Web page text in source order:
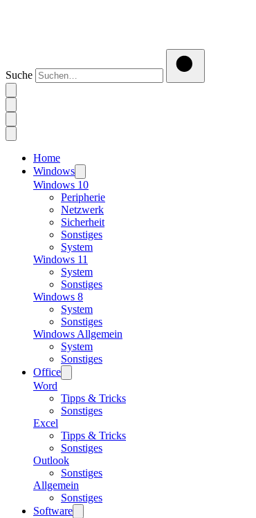
Suche
Home
Windows
Windows 10
Peripherie
Netzwerk
Sicherheit
Sonstiges
System
Windows 11
System
Sonstiges
Windows 8
System
Sonstiges
Windows Allgemein
System
Sonstiges
Office
Word
Tipps & Tricks
Sonstiges
Excel
Tipps & Tricks
Sonstiges
Outlook
Sonstiges
Allgemein
Sonstiges
Software